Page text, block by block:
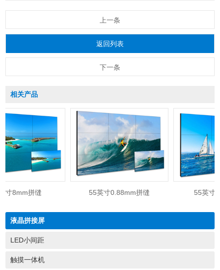
上一条
返回列表
下一条
相关产品
8mm拼缝 55英寸0.88mm拼缝 55英寸
液晶拼接屏
LED小间距
触摸一体机